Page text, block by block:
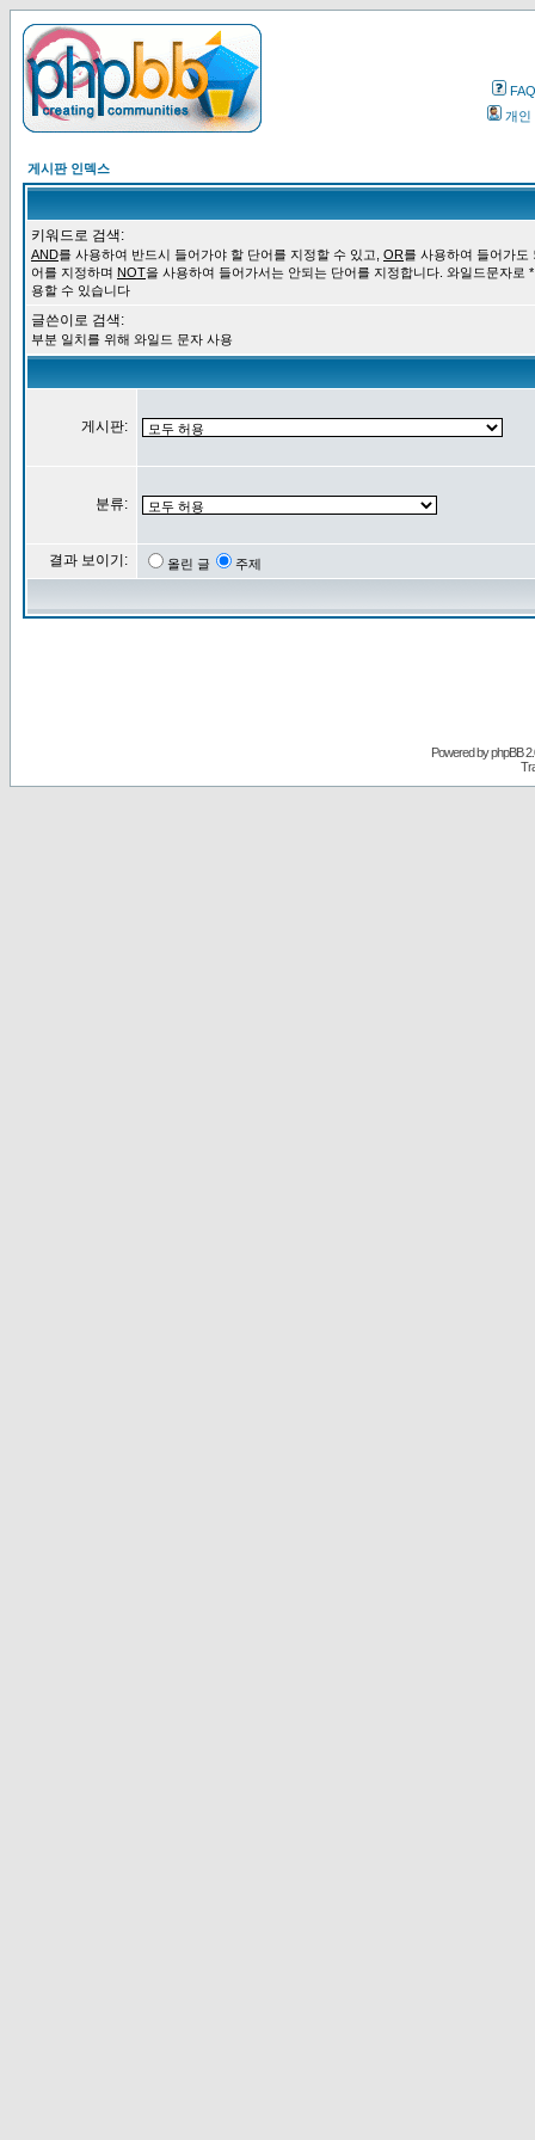
FAQ
개인
게시판 인덱스
키워드로 검색:
AND를 사용하여 반드시 들어가야 할 단어를 지정할 수 있고, OR를 사용하여 들어가도
어를 지정하며 NOT을 사용하여 들어가서는 안되는 단어를 지정합니다. 와일드문자로
용할 수 있습니다
글쓴이로 검색:
부분 일치를 위해 와일드 문자 사용
게시판:
분류:
결과 보이기: 올린 글 주제
Powered byphpBB